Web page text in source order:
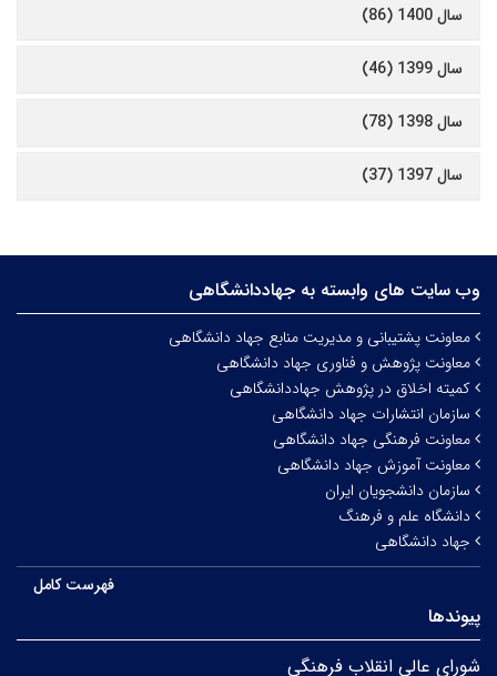
سال 1400 (86)
سال 1399 (46)
سال 1398 (78)
سال 1397 (37)
وب سایت های وابسته به جهاددانشگاهی
معاونت پشتیبانی و مدیریت منابع جهاد دانشگاهی
معاونت پژوهش و فناوری جهاد دانشگاهی
کمیته اخلاق در پژوهش جهاددانشگاهی
سازمان انتشارات جهاد دانشگاهی
معاونت فرهنگی جهاد دانشگاهی
معاونت آموزش جهاد دانشگاهی
سازمان دانشجویان ایران
دانشگاه علم و فرهنگ
جهاد دانشگاهی
فهرست کامل
پیوندها
شورای عالی انقلاب فرهنگی